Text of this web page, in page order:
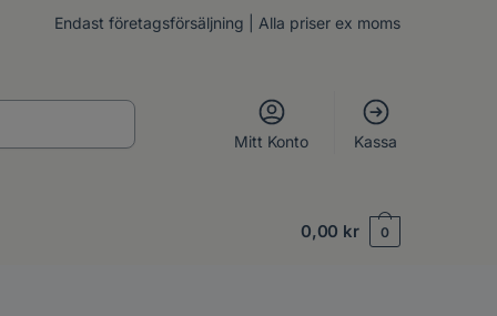
Endast företagsförsäljning | Alla priser ex moms
Mitt Konto Kassa
0,00 kr 0